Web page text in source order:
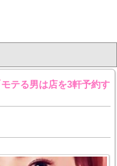
テる男は店を3軒予約す